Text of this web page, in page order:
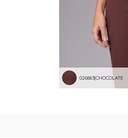
026883|CHOCOLATE